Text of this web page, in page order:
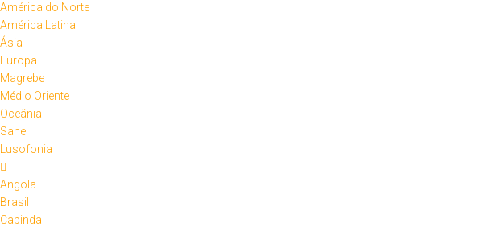
América do Norte
América Latina
Ásia
Europa
Magrebe
Médio Oriente
Oceânia
Sahel
Lusofonia
Angola
Brasil
Cabinda